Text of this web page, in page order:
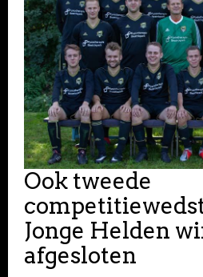
SPONSOREN
CONTACT
MENU
Ook tweede
Jonge Helden
afgesloten